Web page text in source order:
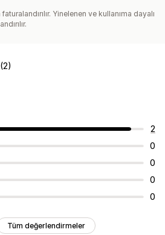
Yinelenen ve kullanıma dayalı
(2)
2
0
0
0
0
Tüm değerlendirmeler